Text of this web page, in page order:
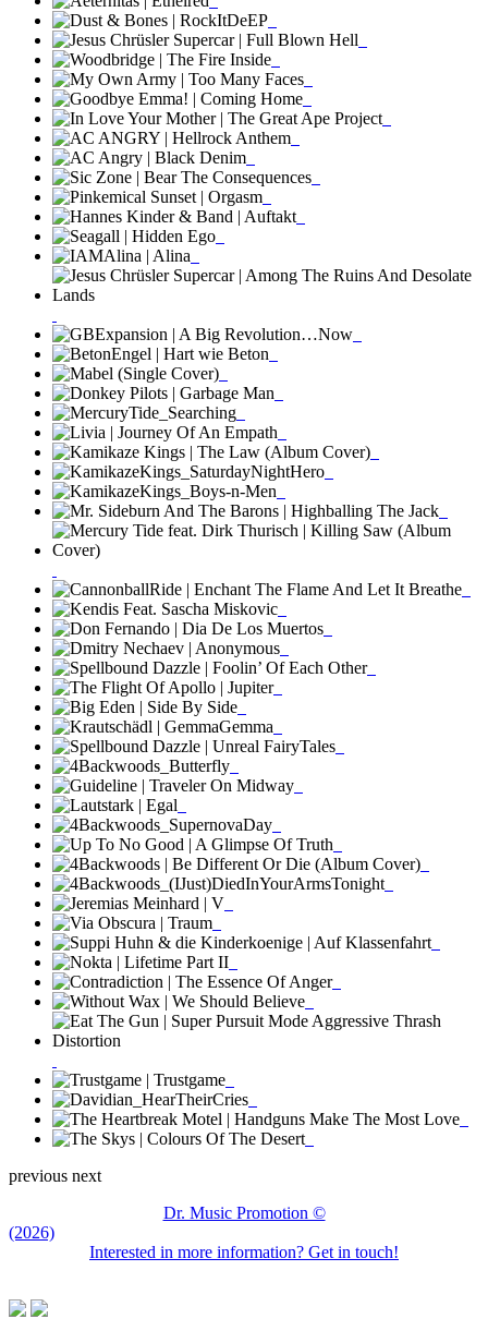
previous next
Dr. Music Promotion ©
(2026)
Interested in more information? Get in touch!